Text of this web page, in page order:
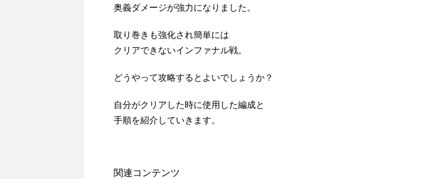
奥義ダメージが強力になりました。
取り巻きも強化され簡単には
クリアできないインファナル戦。
どうやって攻略するとよいでしょうか？
自分がクリアした時に使用した編成と
手順を紹介していきます。
関連コンテンツ